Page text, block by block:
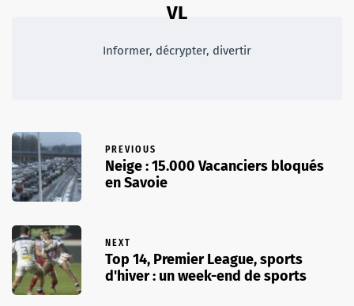
VL
Informer, décrypter, divertir
PREVIOUS
Neige : 15.000 Vacanciers bloqués
en Savoie
NEXT
Top 14, Premier League, sports
d'hiver : un week-end de sports